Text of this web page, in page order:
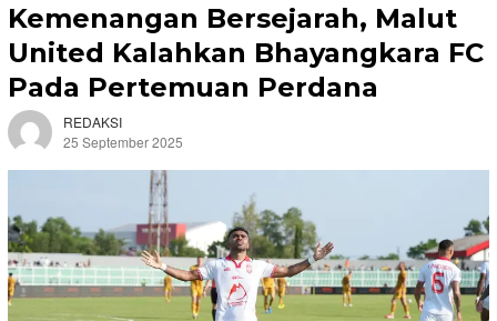
Kemenangan Bersejarah, Malut
United Kalahkan Bhayangkara FC
Pada Pertemuan Perdana
REDAKSI
25 September 2025